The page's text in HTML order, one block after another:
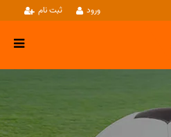
ثبت نام ورود